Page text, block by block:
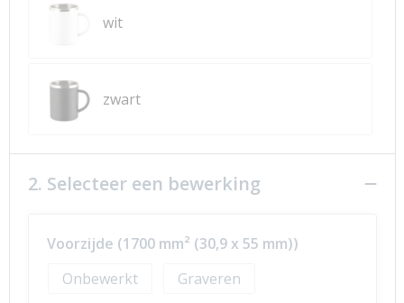
wit
zwart
2. Selecteer een bewerking
Voorzijde (1700 mm² (30,9 x 55 mm))
Onbewerkt
Graveren